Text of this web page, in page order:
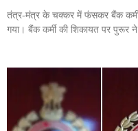
तंत्र-मंत्र के चक्कर में फंसकर बैंक
गया। बैंक कर्मी की शिकायत पर पुरूर ने